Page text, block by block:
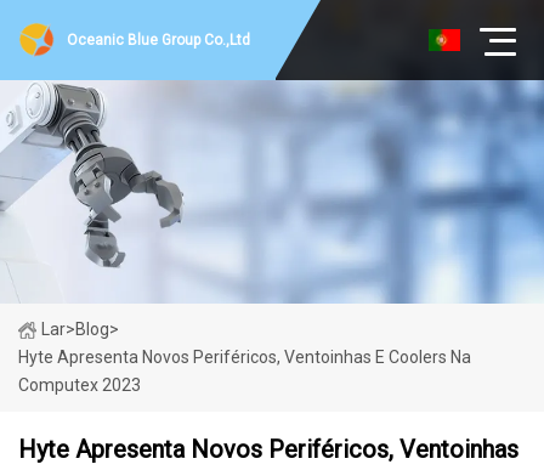
Oceanic Blue Group Co.,Ltd
Lar>Blog>
Hyte Apresenta Novos Periféricos, Ventoinhas E Coolers Na
Computex 2023
Hyte Apresenta Novos Periféricos, Ventoinhas